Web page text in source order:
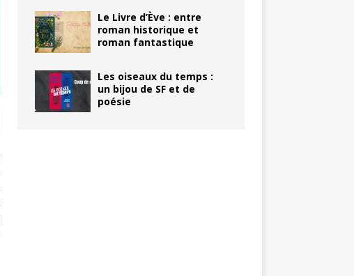
Le Livre d’Ève : entre
roman historique et
roman fantastique
Les oiseaux du temps :
un bijou de SF et de
poésie